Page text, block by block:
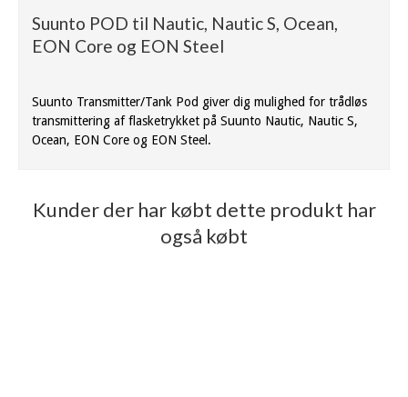
Suunto POD til Nautic, Nautic S, Ocean,
EON Core og EON Steel
Suunto Transmitter/Tank Pod giver dig mulighed for trådløs
transmittering af flasketrykket på Suunto Nautic, Nautic S,
Ocean, EON Core og EON Steel.
Kunder der har købt dette produkt har
også købt